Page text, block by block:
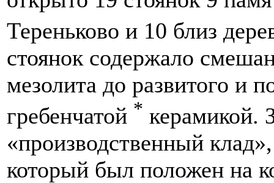
Тереньково и 10 близ
стоянок содержало
мезолита до развитого и
гребенчатой * керамикой.
«производственный
который был положен на